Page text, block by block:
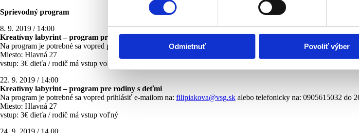
Odmietnuť Povoliť výber
Sprievodný program
8. 9. 2019 / 14:00
Kreatívny labyrint – program pre rodiny s deťmi
Na program je potrebné sa vopred prihlásiť e-mailom na:filipiakova@vsg.sk
alebo telefonicky na: 0905615032 do
Miesto: Hlavná 27
vstup: 3€ dieťa / rodič má vstup voľný
22. 9. 2019 / 14:00
Kreatívny labyrint – program pre rodiny s deťmi
Na program je potrebné sa vopred prihlásiť e-mailom na: filipiakova@vsg.sk alebo telefonicky na: 0905615032 do
Miesto: Hlavná 27
vstup: 3€ dieťa / rodič má vstup voľný
24. 9. 2019 / 14.00